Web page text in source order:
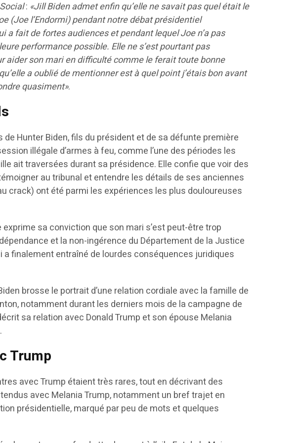
: «Jill Biden admet enfin qu’elle ne savait pas quel était le
(Joe l’Endormi) pendant notre débat présidentiel
a fait de fortes audiences et pendant lequel Joe n’a pas
performance possible. Elle ne s’est pourtant pas
aider son mari en difficulté comme le ferait toute bonne
a oublié de mentionner est à quel point j’étais bon avant
quasiment».
de Hunter Biden, fils du président et de sa défunte première
illégale d’armes à feu, comme l’une des périodes les
ait traversées durant sa présidence. Elle confie que voir des
au tribunal et entendre les détails de ses anciennes
crack) ont été parmi les expériences les plus douloureuses
sa conviction que son mari s’est peut-être trop
et la non-ingérence du Département de la Justice
a finalement entraîné de lourdes conséquences juridiques
brosse le portrait d’une relation cordiale avec la famille de
notamment durant les derniers mois de la campagne de
sa relation avec Donald Trump et son épouse Melania
Trump
avec Trump étaient très rares, tout en décrivant des
avec Melania Trump, notamment un bref trajet en
présidentielle, marqué par peu de mots et quelques